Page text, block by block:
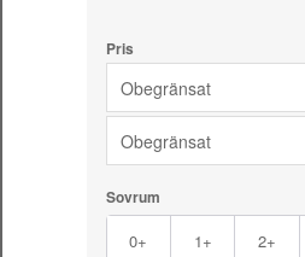
Pris
Obegränsat
Obegränsat
Sovrum
0+ 1+ 2+